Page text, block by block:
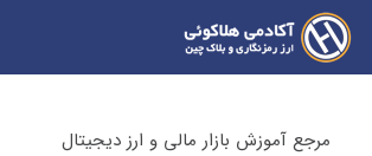
مرجع آموزش بازار مالی و ارز دیجیتال